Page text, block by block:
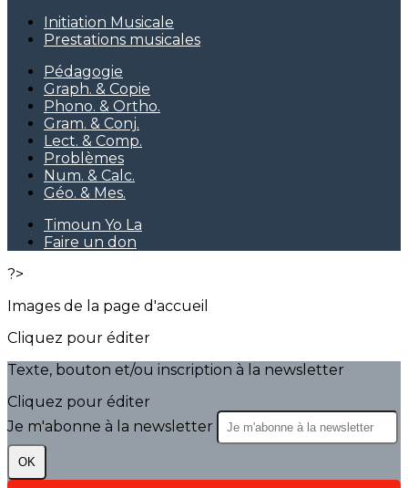
Initiation Musicale
Prestations musicales
Pédagogie
Graph. & Copie
Phono. & Ortho.
Gram. & Conj.
Lect. & Comp.
Problèmes
Num. & Calc.
Géo. & Mes.
Timoun Yo La
Faire un don
?>
Images de la page d'accueil
Cliquez pour éditer
Texte, bouton et/ou inscription à la newsletter
Cliquez pour éditer
Je m'abonne à la newsletter
OK